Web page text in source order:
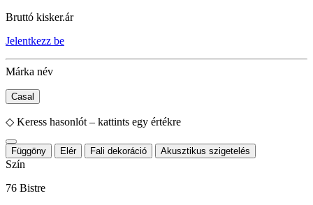
Bruttó kisker.ár
Jelentkezz be
Márka név
Casal
◇ Keress hasonlót – kattints egy értékre
Függöny Elér Fali dekoráció Akusztikus szigetelés
Szín
76 Bistre